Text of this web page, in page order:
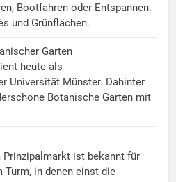
Bootfahren oder Entspannen.
und Grünflächen.
Garten
heute als
Universität Münster. Dahinter
Botanische Garten mit
ist bekannt für
Turm, in denen einst die